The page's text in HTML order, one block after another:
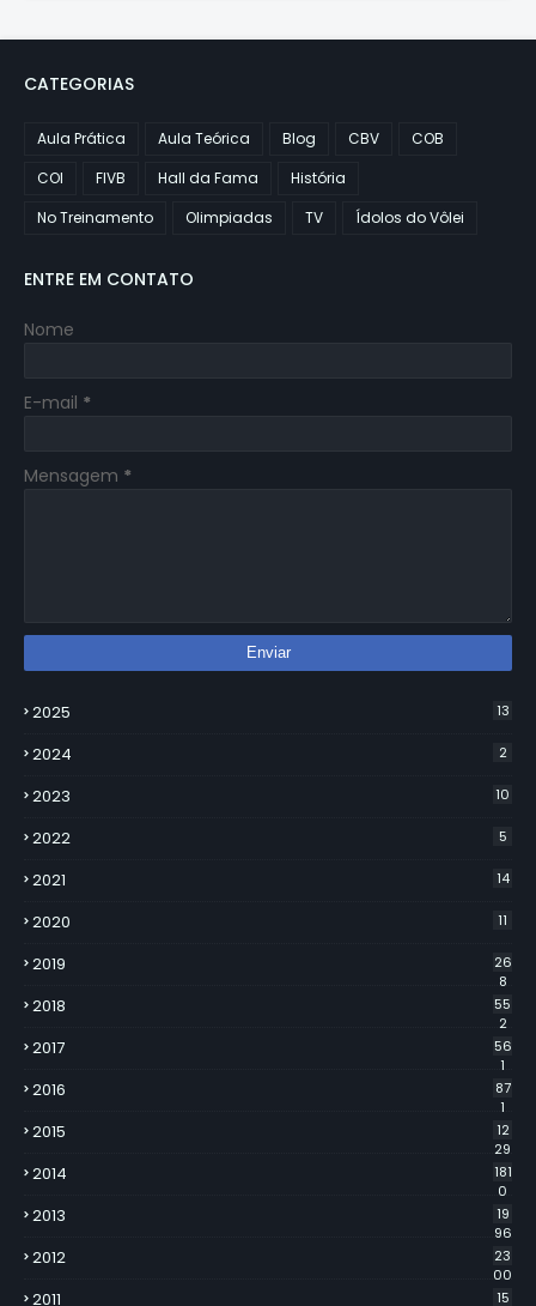
CATEGORIAS
Aula Prática Aula Teórica Blog CBV
COB
COI
FIVB Hall da Fama
História
No Treinamento
Olimpiadas TV Ídolos do Vôlei
ENTRE EM CONTATO
Nome
E-mail *
Mensagem *
2025 13
2024 2
2023 10
2022 5
2021 14
2020 11
2019
26
8
2018
55
2
2017
56
1
2016
87
1
2015
12
29
2014
181
0
2013
19
96
2012
23
00
2011 15